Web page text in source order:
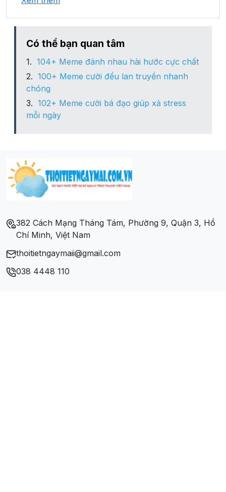
Xã Nam Nghĩa
Xã Nam Thái
Xã Nam Thanh
Xã Thượng Tân Lộc
Xã Xuân Hòa
Xã Xuân Lâm
Có thể bạn quan tâm
104+ Meme đánh nhau hài hước cực chất
100+ Meme cười đểu lan truyền nhanh
chóng
102+ Meme cười bá đạo giúp xả stress
mỗi ngày
382 Cách Mạng Tháng Tám, Phường 9, Quận 3, Hồ
Chí Minh, Việt Nam
thoitietngaymaii@gmail.com
038 4448 110